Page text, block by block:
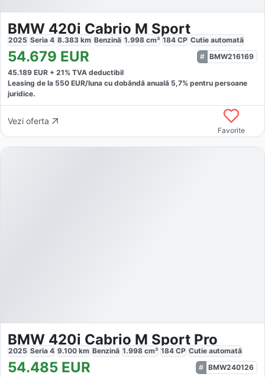
BMW 420i Cabrio M Sport
2025 Seria 4 8.383 km Benzină 1.998 cm³ 184 CP Cutie automată
54.679 EUR
BMW216169
45.189 EUR + 21% TVA deductibil
Leasing de la 550 EUR/luna cu dobăndă anuală 5,7% pentru persoane
juridice.
Vezi oferta
Favorite
BMW 420i Cabrio M Sport Pro
2025 Seria 4 9.100 km Benzină 1.998 cm³ 184 CP Cutie automată
54.485 EUR
BMW240126